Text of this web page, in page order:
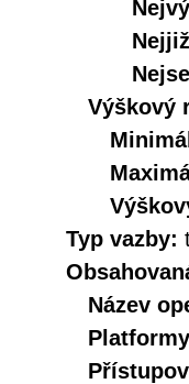
Výškový
Typ vazby:
Název